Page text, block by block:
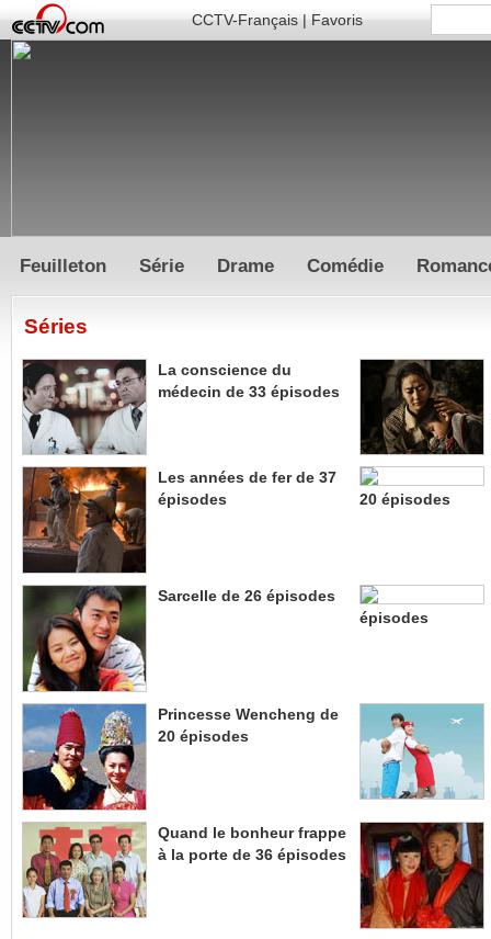
CCTV-Français|Favoris
Feuilleton Série Drame Comédie
Séries
La conscience du
médecin de 33 épisodes
Les années de fer de 37
épisodes
20 épisodes
Sarcelle de 26 épisodes
épisodes
Princesse Wencheng de
20 épisodes
Quand le bonheur frappe
à la porte de 36 épisodes